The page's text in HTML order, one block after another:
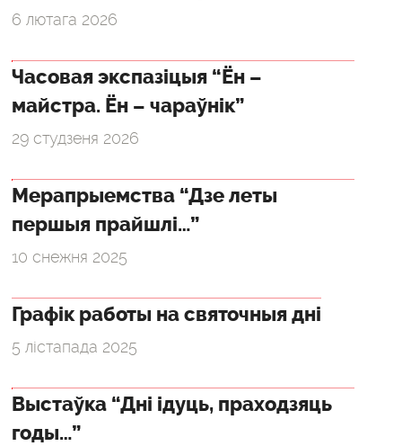
6 лютага 2026
Часовая экспазіцыя “Ён –
майстра. Ён – чараўнік”
29 студзеня 2026
Мерапрыемства “Дзе леты
першыя прайшлі…”
10 снежня 2025
Графік работы на святочныя дні
5 лістапада 2025
Выстаўка “Дні ідуць, праходзяць
годы…”